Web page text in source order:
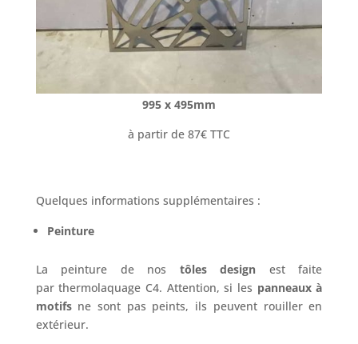
995 x 495mm
à partir de 87€ TTC
Quelques informations supplémentaires :
Peinture
La peinture de nos tôles design est faite
par thermolaquage C4. Attention, si les panneaux à
motifsne sont pas peints, ils peuvent rouiller en
extérieur.